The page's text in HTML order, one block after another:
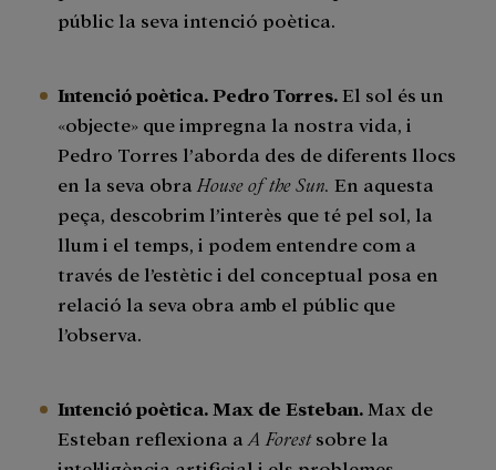
públic la seva intenció poètica.
Intenció poètica. Pedro Torres.El sol és un
«objecte» que impregna la nostra vida, i
Pedro Torres l’aborda des de diferents llocs
en la seva obra House of the Sun. En aquesta
peça, descobrim l’interès que té pel sol, la
llum i el temps, i podem entendre com a
través de l’estètic i del conceptual posa en
relació la seva obra amb el públic que
l’observa.
Intenció poètica. Max de Esteban. Max de
Esteban reflexiona a A Forestsobre la